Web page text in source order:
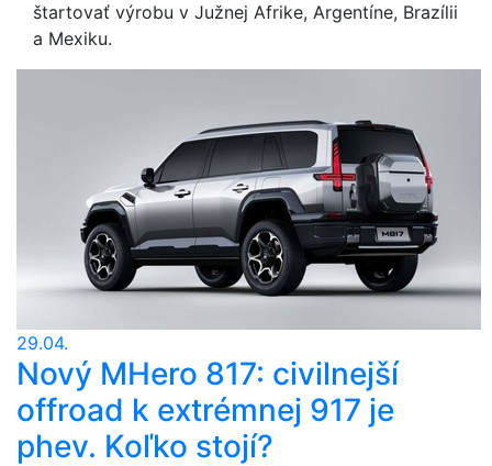
štartovať výrobu v Južnej Afrike, Argentíne, Brazílii
a Mexiku.
29.04.
Nový MHero 817: civilnejší
offroad k extrémnej 917 je
phev. Koľko stojí?